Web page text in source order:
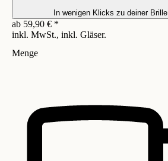
In wenigen Klicks zu deiner Brille
ab 59,90 € *
inkl. MwSt., inkl. Gläser.
Menge